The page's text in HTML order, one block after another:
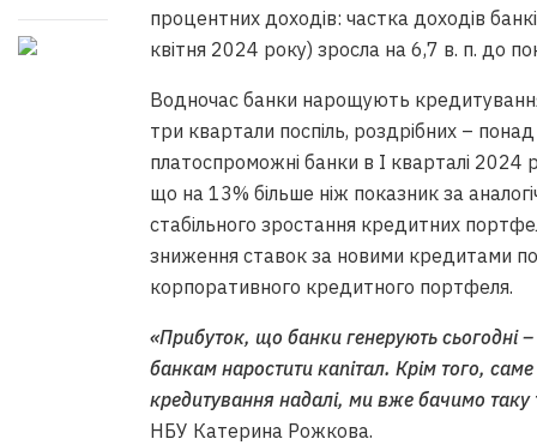
процентних доходів: частка доходів
квітня 2024 року) зросла на 6,7 в. п. до
Водночас банки нарощують
три квартали поспіль, роздрібних –
платоспроможні банки в І кварталі
що на 13% більше ніж показник за
стабільного зростання кредитних
зниження ставок за новими кредитами
корпоративного кредитного портфеля.
«Прибуток, що банки генерують сьогодні –
банкам наростити капітал. Крім того,
кредитування надалі, ми вже бачимо таку
НБУ Катерина Рожкова.